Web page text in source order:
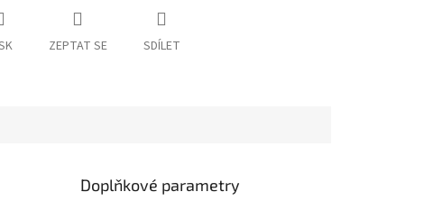
ZEPTAT SE SDÍLET
Doplňkové parametry